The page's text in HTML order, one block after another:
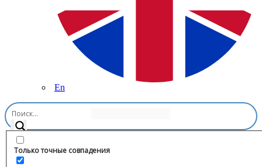
En
Только точные совпадения
Главная